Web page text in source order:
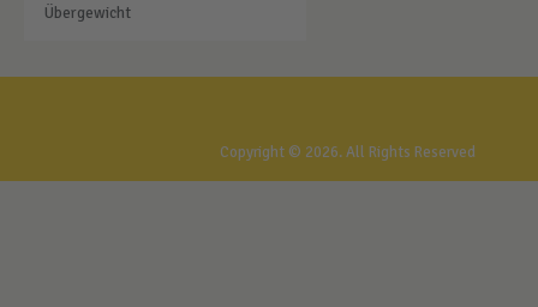
Übergewicht
Copyright © 2026. All Rights Reserved